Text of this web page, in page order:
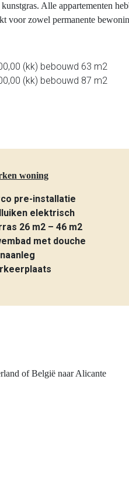
Alle appartementen
voor zowel permanente
(kk) bebouwd 63 m2
(kk) bebouwd 87 m2
woning
pre-installatie
elektrisch
26 m2 – 46 m2
met douche
of België naar Alicante